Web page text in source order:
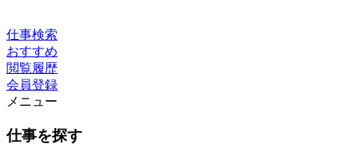
仕事検索
おすすめ
閲覧履歴
会員登録
メニュー
仕事を探す